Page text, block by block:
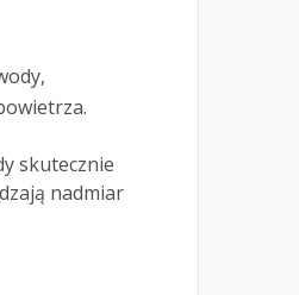
skutecznie
nadmiar